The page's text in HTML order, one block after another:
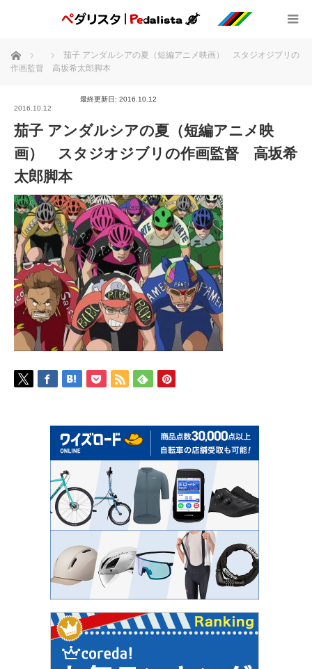
ホーム
茄子 アンダルシアの夏（短編アニメ映画） スタジオジブリの
作画監督 高坂希太郎脚本
2016.10.12
最終更新日: 2016.10.12
茄子 アンダルシアの夏（短編アニメ映
画） スタジオジブリの作画監督 高坂希
太郎脚本